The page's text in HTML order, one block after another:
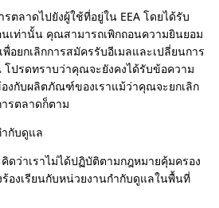
รตลาดไปยังผู้ใช้ที่อยู่ใน EEA โดยได้รับ
เท่านั้น คุณสามารถเพิกถอนความยินยอม
พื่อยกเลิกการสมัครรับอีเมลและเปลี่ยนการ
ปรดทราบว่าคุณจะยังคงได้รับข้อความ
องกับผลิตภัณฑ์ของเราแม้ว่าคุณจะยกเลิก
รตลาดก็ตาม
กับดูแล
ดว่าเราไม่ได้ปฏิบัติตามกฎหมายคุ้มครอง
องเรียนกับหน่วยงานกำกับดูแลในพื้นที่